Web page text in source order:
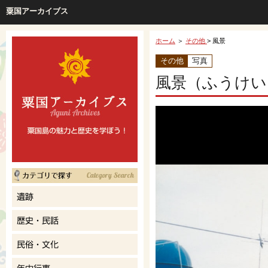
粟国アーカイブス
ホーム ＞ その他 > 風景
その他 写真
風景（ふうけ